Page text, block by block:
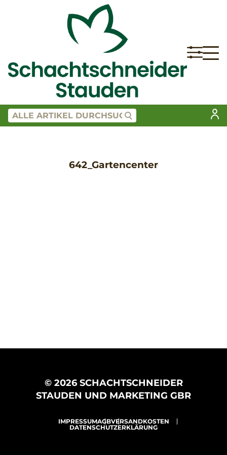
642_Gartencenter
© 2026 SCHACHTSCHNEIDER
STAUDEN UND MARKETING GBR
IMPRESSUMAGBVERSANDKOSTEN
DATENSCHUTZERKLÄRUNG